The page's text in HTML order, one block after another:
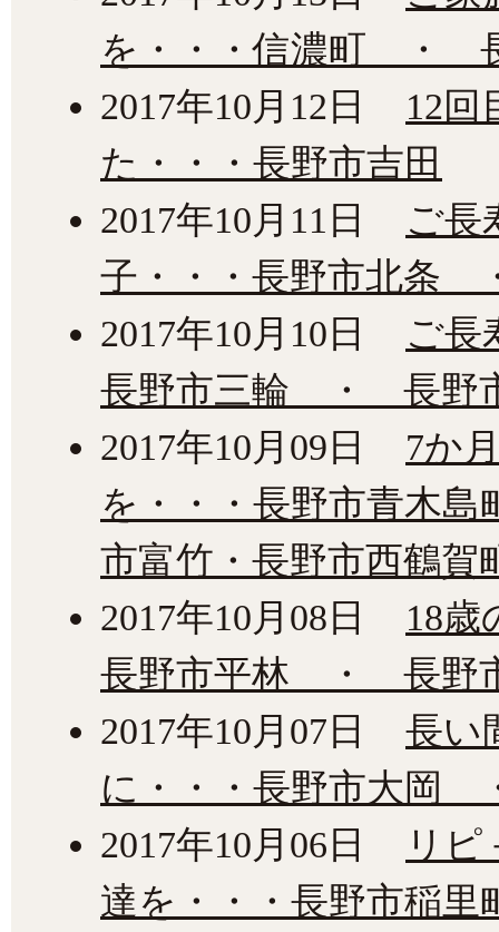
を・・・信濃町 ・
2017年10月12日
12回
た・・・長野市吉田
2017年10月11日
ご長
子・・・長野市北条
2017年10月10日
ご長
長野市三輪 ・ 長野
2017年10月09日
7か
を・・・長野市青木島
市富竹・長野市西鶴賀
2017年10月08日
18歳
長野市平林 ・ 長野
2017年10月07日
長い
に・・・長野市大岡
2017年10月06日
リ
達を・・・長野市稲